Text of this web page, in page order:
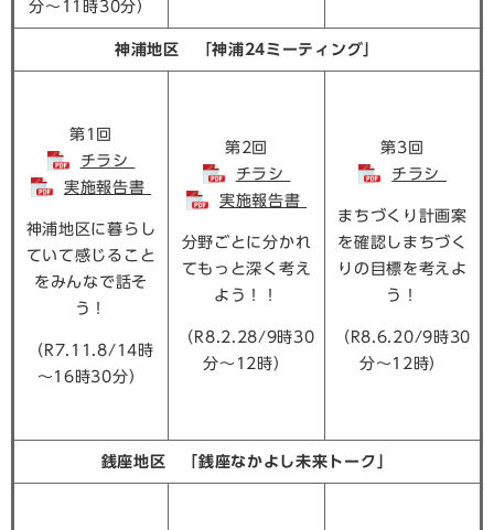
分～11時30分）
神浦地区 「神浦24ミーティング」
第1回
チラシ
実施報告書
神浦地区に暮らし
ていて感じること
をみんなで話そ
う！
（R7.11.8/14時
～16時30分）
第2回
チラシ
実施報告書
分野ごとに分かれ
てもっと深く考え
よう！！
（R8.2.28/9時30
分～12時）
第3回
チラシ
まちづくり計画案
を確認しまちづく
りの目標を考えよ
う！
（R8.6.20/9時30
分～12時）
銭座地区 「銭座なかよし未来トーク」